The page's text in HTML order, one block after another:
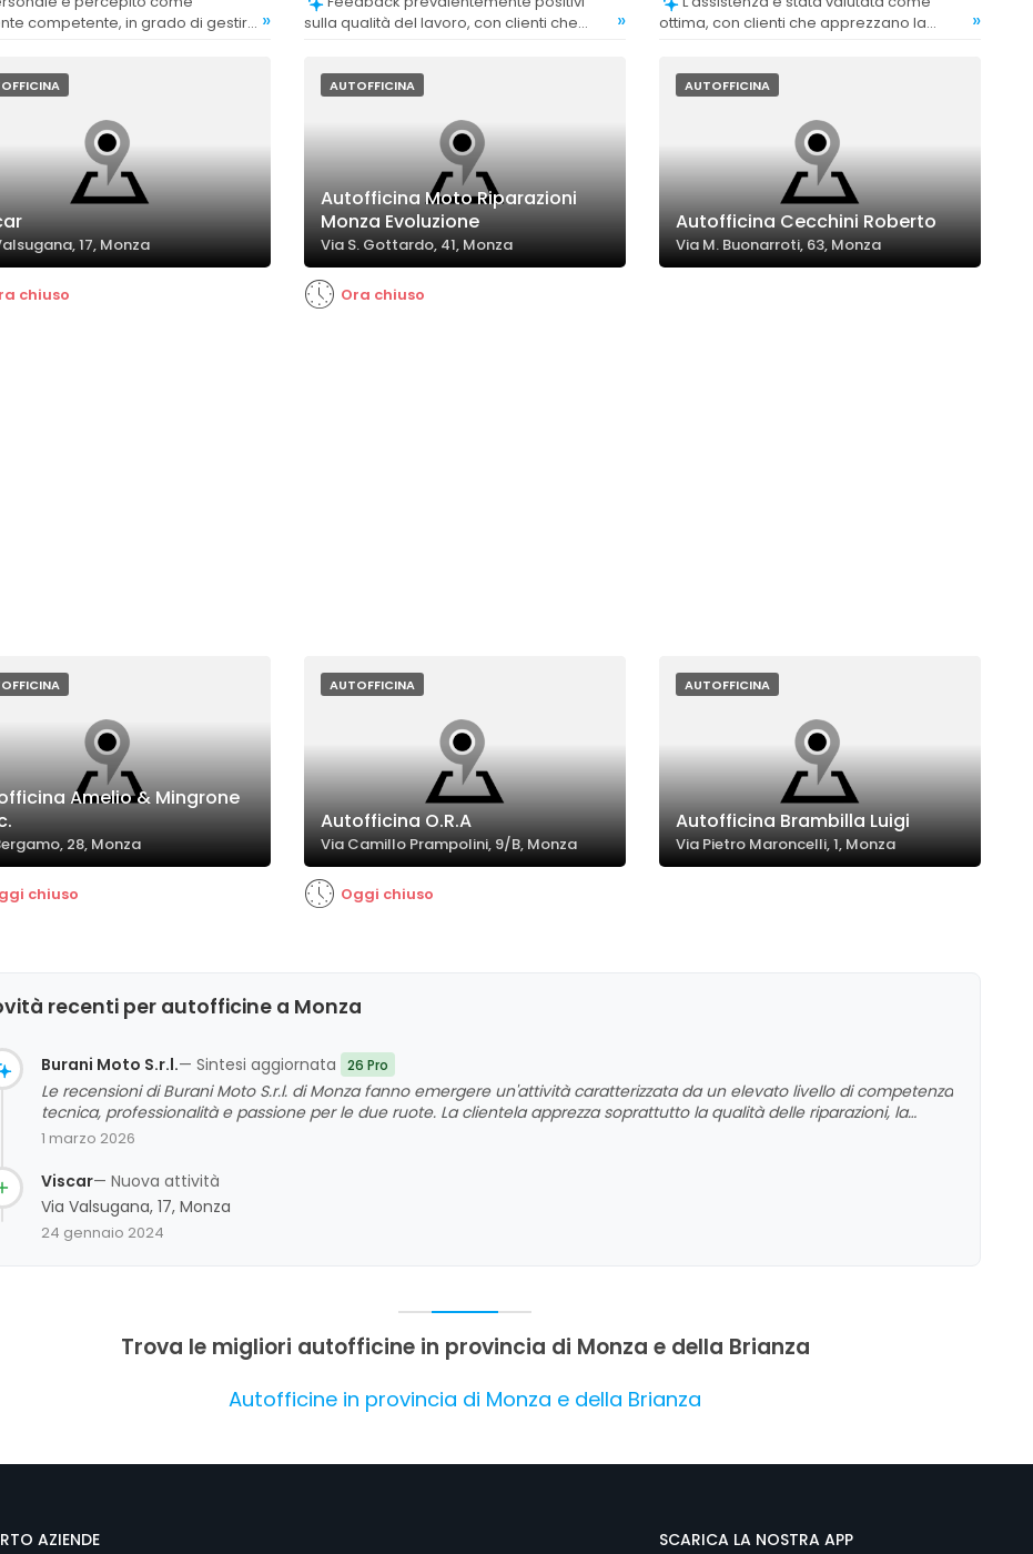
competente, in grado di gestire »
sulla qualità del lavoro, con clienti che
»
ottima, con clienti che apprezzano la
»
17, Monza
chiuso
AUTOFFICINA
Autofficina Moto Riparazioni
Monza Evoluzione
Via S. Gottardo, 41, Monza
Ora chiuso
AUTOFFICINA
Autofficina Cecchini Roberto
Via M. Buonarroti, 63, Monza
Amelio & Mingrone
28, Monza
chiuso
AUTOFFICINA
Autofficina O.R.A
Via Camillo Prampolini, 9/B, Monza
Oggi chiuso
AUTOFFICINA
Autofficina Brambilla Luigi
Via Pietro Maroncelli, 1, Monza
recenti per autofficine a Monza
Burani Moto S.r.l.— Sintesi aggiornata 26 Pro
Le recensioni di Burani Moto S.r.l. di Monza fanno emergere un'attività caratterizzata da un elevato livello di competenza
tecnica, professionalità e passione per le due ruote. La clientela apprezza soprattutto la qualità delle riparazioni, la
precisione nelle regolazioni e la capacità di risolvere problematiche complesse, spesso con interventi rapidi e risultati
l'officina un punto di riferimento affidabile per motociclisti di ogni livello. Non sono stati riscontrati aspetti critici
significativi, e la valutazione complessiva è molto positiva, con un forte senso di fiducia e soddisfazione da parte dei
clienti.
1 marzo 2026
Viscar— Nuova attività
Via Valsugana, 17, Monza
24 gennaio 2024
Trova le migliori autofficine in provincia di Monza e della Brianza
Autofficine in provincia di Monza e della Brianza
AZIENDE SCARICA LA NOSTRA APP